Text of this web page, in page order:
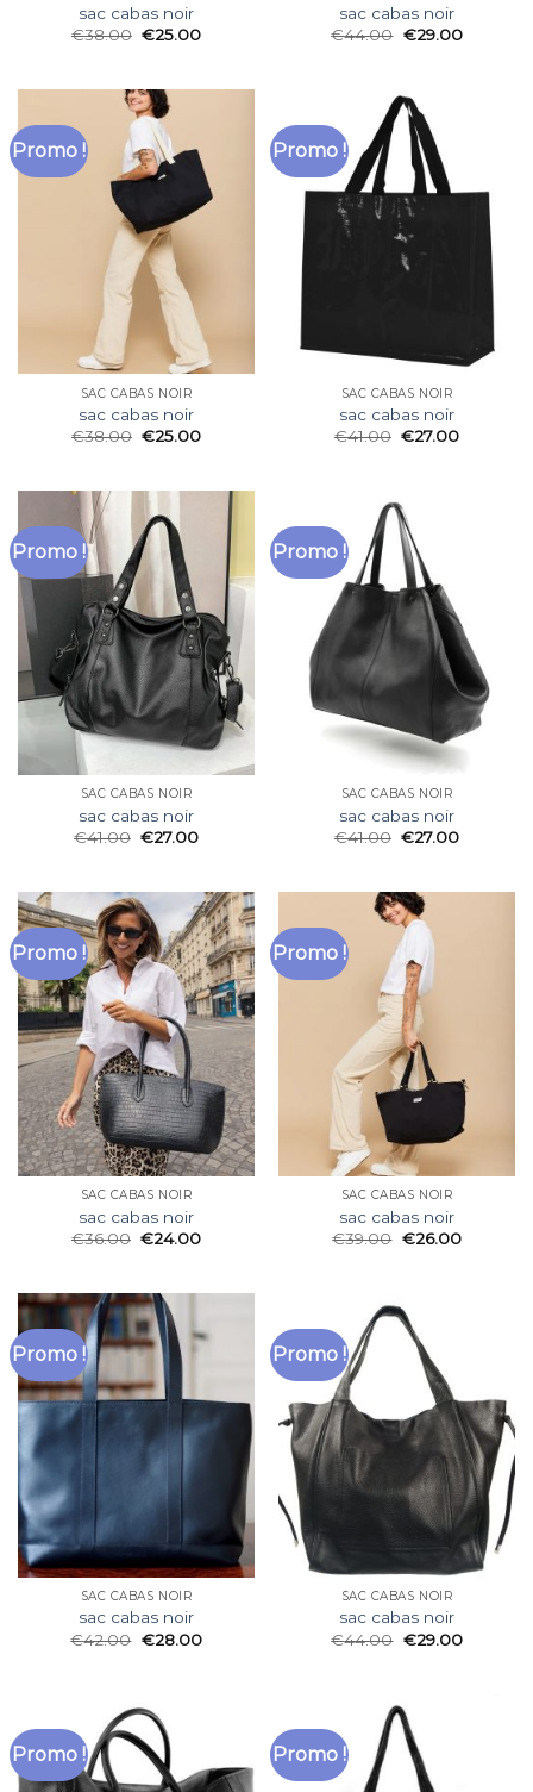
sac cabas noir
€38.00 €25.00
sac cabas noir
€44.00 €29.00
Promo !
SAC CABAS NOIR
sac cabas noir
€38.00 €25.00
Promo !
SAC CABAS NOIR
sac cabas noir
€41.00 €27.00
Promo !
SAC CABAS NOIR
sac cabas noir
€41.00 €27.00
Promo !
SAC CABAS NOIR
sac cabas noir
€41.00 €27.00
Promo !
SAC CABAS NOIR
sac cabas noir
€36.00 €24.00
Promo !
SAC CABAS NOIR
sac cabas noir
€39.00 €26.00
Promo !
SAC CABAS NOIR
sac cabas noir
€42.00 €28.00
Promo !
SAC CABAS NOIR
sac cabas noir
€44.00 €29.00
Promo ! Promo !